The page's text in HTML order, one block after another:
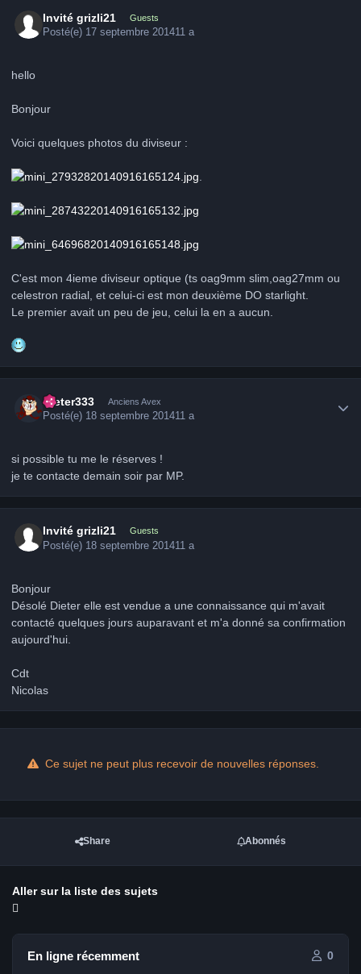
Invité grizli21 Guests
Posté(e) 17 septembre 201411 a
hello
Bonjour
Voici quelques photos du diviseur :
.
C'est mon 4ieme diviseur optique (ts oag9mm slim,oag27mm ou
celestron radial, et celui-ci est mon deuxième DO starlight.
Le premier avait un peu de jeu, celui la en a aucun.
Dieter333 Anciens Avex
Posté(e) 18 septembre 201411 a
si possible tu me le réserves !
je te contacte demain soir par MP.
Invité grizli21 Guests
Posté(e) 18 septembre 201411 a
Bonjour
Désolé Dieter elle est vendue a une connaissance qui m'avait
contacté quelques jours auparavant et m'a donné sa confirmation
aujourd'hui.
Cdt
Nicolas
Ce sujet ne peut plus recevoir de nouvelles réponses.
Share Abonnés
Aller sur la liste des sujets
En ligne récemment 0